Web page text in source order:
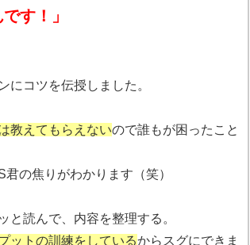
す！」
にコツを伝授しました。
教えてもらえないので誰もが困ったこと
の焦りがわかります（笑）
と読んで、内容を整理する。
ットの訓練をしているからスグにできま